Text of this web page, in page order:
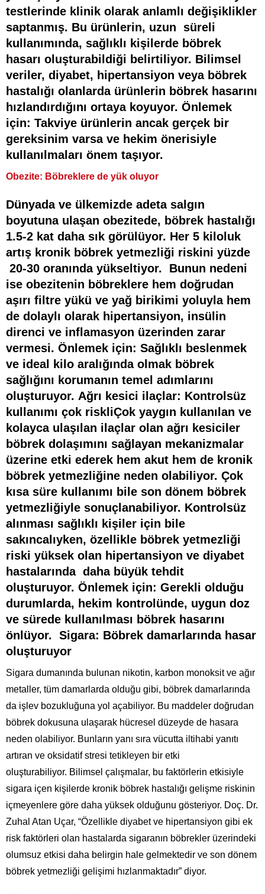
testlerinde klinik olarak anlamlı değişiklikler
saptanmış. Bu ürünlerin, uzun süreli
kullanımında, sağlıklı kişilerde böbrek
hasarı oluşturabildiği belirtiliyor. Bilimsel
veriler, diyabet, hipertansiyon veya böbrek
hastalığı olanlarda ürünlerin böbrek hasarını
hızlandırdığını ortaya koyuyor. Önlemek
için: Takviye ürünlerin ancak gerçek bir
gereksinim varsa ve hekim önerisiyle
kullanılmaları önem taşıyor.
Obezite: Böbreklere de yük oluyor
Dünyada ve ülkemizde adeta salgın
boyutuna ulaşan obezitede, böbrek hastalığı
1.5-2 kat daha sık görülüyor. Her 5 kiloluk
artış kronik böbrek yetmezliği riskini yüzde
20-30 oranında yükseltiyor. Bunun nedeni
ise obezitenin böbreklere hem doğrudan
aşırı filtre yükü ve yağ birikimi yoluyla hem
de dolaylı olarak hipertansiyon, insülin
direnci ve inflamasyon üzerinden zarar
vermesi. Önlemek için: Sağlıklı beslenmek
ve ideal kilo aralığında olmak böbrek
sağlığını korumanın temel adımlarını
oluşturuyor. Ağrı kesici ilaçlar: Kontrolsüz
kullanımı çok riskliÇok yaygın kullanılan ve
kolayca ulaşılan ilaçlar olan ağrı kesiciler
böbrek dolaşımını sağlayan mekanizmalar
üzerine etki ederek hem akut hem de kronik
böbrek yetmezliğine neden olabiliyor. Çok
kısa süre kullanımı bile son dönem böbrek
yetmezliğiyle sonuçlanabiliyor. Kontrolsüz
alınması sağlıklı kişiler için bile
sakıncalıyken, özellikle böbrek yetmezliği
riski yüksek olan hipertansiyon ve diyabet
hastalarında daha büyük tehdit
oluşturuyor. Önlemek için: Gerekli olduğu
durumlarda, hekim kontrolünde, uygun doz
ve sürede kullanılması böbrek hasarını
önlüyor. Sigara: Böbrek damarlarında hasar
oluşturuyor
Sigara dumanında bulunan nikotin, karbon monoksit ve ağır
metaller, tüm damarlarda olduğu gibi, böbrek damarlarında
da işlev bozukluğuna yol açabiliyor. Bu maddeler doğrudan
böbrek dokusuna ulaşarak hücresel düzeyde de hasara
neden olabiliyor. Bunların yanı sıra vücutta iltihabi yanıtı
artıran ve oksidatif stresi tetikleyen bir etki
oluşturabiliyor. Bilimsel çalışmalar, bu faktörlerin etkisiyle
sigara içen kişilerde kronik böbrek hastalığı gelişme riskinin
içmeyenlere göre daha yüksek olduğunu gösteriyor. Doç. Dr.
Zuhal Atan Uçar, “Özellikle diyabet ve hipertansiyon gibi ek
risk faktörleri olan hastalarda sigaranın böbrekler üzerindeki
olumsuz etkisi daha belirgin hale gelmektedir ve son dönem
böbrek yetmezliği gelişimi hızlanmaktadır” diyor.